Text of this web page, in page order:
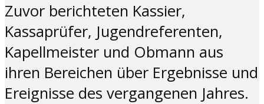
Zuvor berichteten Kassier,
Kassaprüfer, Jugendreferenten,
Kapellmeister und Obmann aus
ihren Bereichen über Ergebnisse und
Ereignisse des vergangenen Jahres.